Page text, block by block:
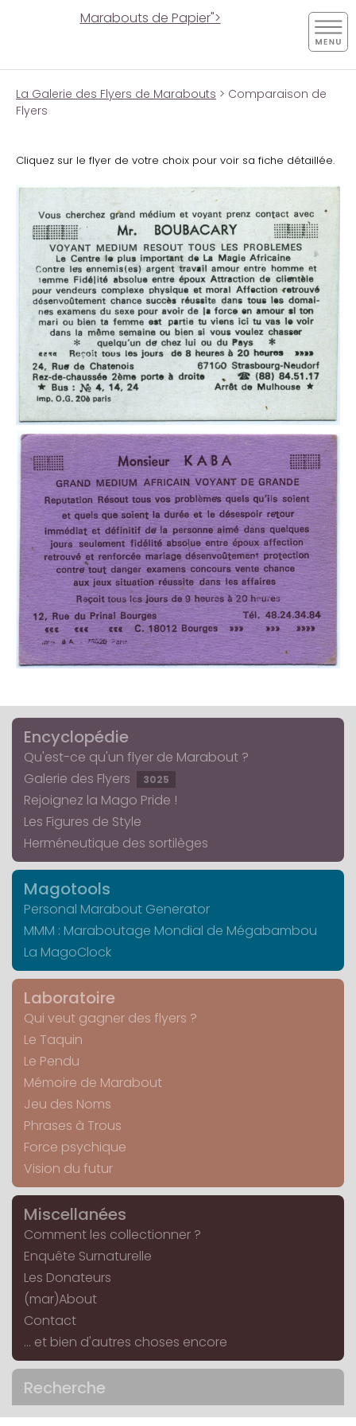
Marabouts de Papier">
La Galerie des Flyers de Marabouts > Comparaison de
Flyers
Cliquez sur le flyer de votre choix pour voir sa fiche détaillée.
Encyclopédie
Qu'est-ce qu'un flyer de Marabout ?
Galerie des Flyers
3025
Rejoignez la Mago Pride !
Les Figures de Style
Herméneutique des sortilèges
Magotools
Personal Marabout Generator
MMM : Maraboutage Mondial de Mégabambou
La MagoClock
Laboratoire
Qui veut gagner des flyers ?
Le Taquin
Le Pendu
Mémoire de Marabout
Jeu des Noms
Phrases à Trous
Force psychique
Vision du futur
Miscellanées
Comment les collectionner ?
Enquête Surnaturelle
Les Donateurs
(mar)About
Contact
... et bien d'autres choses encore
Recherche